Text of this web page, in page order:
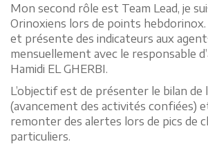
Mon second rôle est Team Lead, je
Orinoxiens lors de points hebdorinox.
et présente des indicateurs aux
mensuellement avec le responsable
Hamidi EL GHERBI.
L’objectif est de présenter le bilan de
(avancement des activités confiées)
remonter des alertes lors de pics de
particuliers.